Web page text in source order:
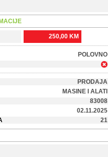
250,00 KM
POLOVNO
PRODAJA
MASINE I ALATI
83008
02.11.2025
21